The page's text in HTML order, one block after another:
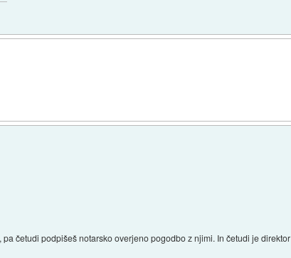
četudi podpišeš notarsko overjeno pogodbo z njimi. In četudi je direktor